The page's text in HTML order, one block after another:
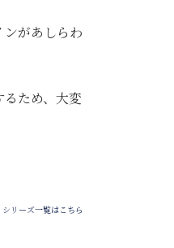
があしらわ
ため、大変
リーズ一覧はこちら